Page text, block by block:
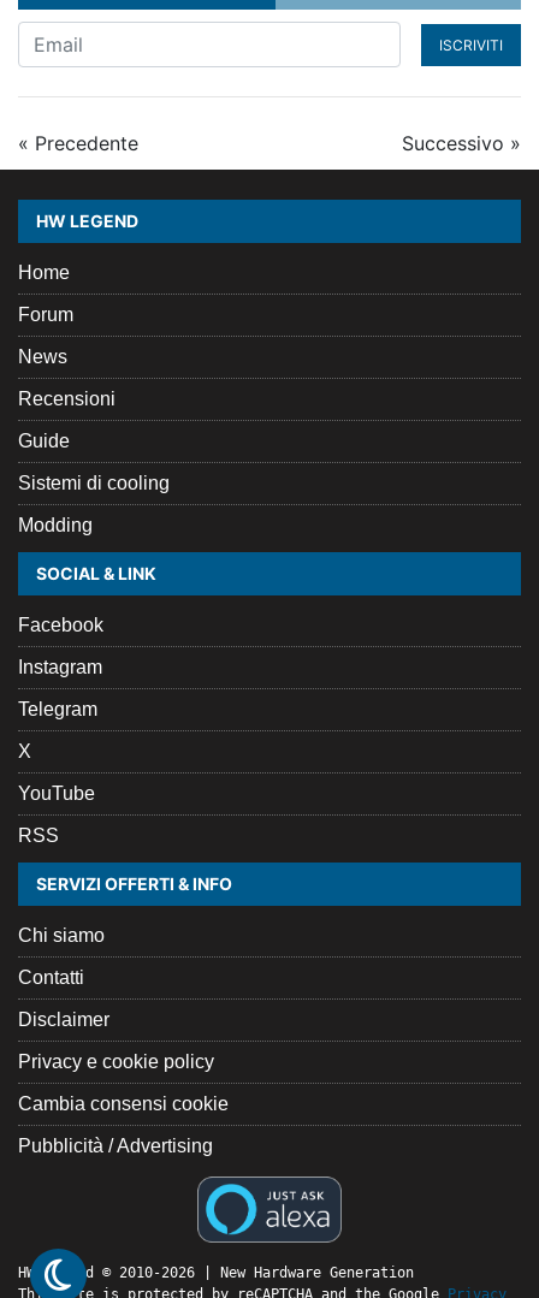
ISCRIVITI
« Precedente Successivo »
HW LEGEND
Home
Forum
News
Recensioni
Guide
Sistemi di cooling
Modding
SOCIAL & LINK
Facebook
Instagram
Telegram
X
YouTube
RSS
SERVIZI OFFERTI & INFO
Chi siamo
Contatti
Disclaimer
Privacy e cookie policy
Cambia consensi cookie
Pubblicità / Advertising
HW Legend © 2010-2026 | New Hardware Generation